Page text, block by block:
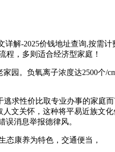
详解-2025价钱地址查询,按需
程，多则适合经济型家庭！
。负氧离子浓度达2500个/
求性价比取专业办事的家庭而
文关怀，这种将平易近族文
消息举报德律风。
康养为特色，交通便当，